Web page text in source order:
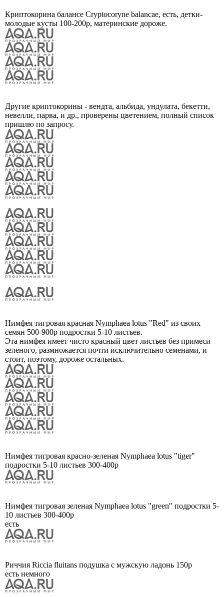
Криптокорина балансе Cryptocoryne balancae, есть, детки-
молодые кусты 100-200р, материнские дороже.
Другие криптокорины - вендта, альбида, ундулата, бекетти,
невелли, парва, и др., проверены цветением, полный список
пришлю по запросу.
Нимфея тигровая красная Nymphaea lotus "Red" из своих
семян 500-900р подростки 5-10 листьев.
Эта нимфея имеет чисто красный цвет листьев без примеси
зеленого, размножается почти исключительно семенами, и
стоит, поэтому, дороже остальных.
Нимфея тигровая красно-зеленая Nymphaea lotus "tiger"
подростки 5-10 листьев 300-400р
Нимфея тигровая зеленая Nymphaea lotus "green" подростки 5-
10 листьев 300-400р
есть
Риччия Riccia fluitans подушка с мужскую ладонь 150р
есть немного